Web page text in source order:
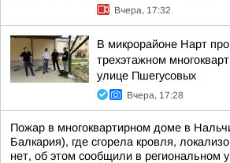
Вчера, 17:32
В микрорайоне Нарт
трехэтажном
улице Пшегусовых
Вчера, 17:28
Пожар в многоквартирном доме в
Балкария), где сгорела кровля,
нет, об этом сообщили в региональном